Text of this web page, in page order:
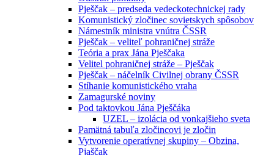
Pješčak – predseda vedeckotechnickej rady
Komunistický zločinec sovietskych spôsobov
Námestník ministra vnútra ČSSR
Pješčak – veliteľ pohraničnej stráže
Teória a prax Jána Pješčaka
Velitel pohraničnej stráže – Pješčak
Pješčak – náčelník Civilnej obrany ČSSR
Stíhanie komunistického vraha
Zamagurské noviny
Pod taktovkou Jána Pješčáka
UZEL – izolácia od vonkajšieho sveta
Pamätná tabuľa zločincovi je zločin
Vytvorenie operatívnej skupiny – Obzina,
Pjaščak